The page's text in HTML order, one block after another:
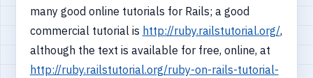
many good online tutorials for Rails; a good
commercial tutorial is http://ruby.railstutorial.org/,
although the text is available for free, online, at
http://ruby.railstutorial.org/ruby-on-rails-tutorial-